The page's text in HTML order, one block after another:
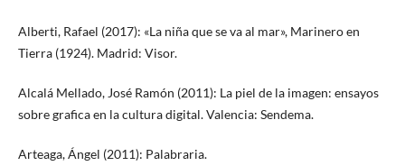
Alberti, Rafael (2017): «La niña que se va al mar», Marinero en
Tierra (1924). Madrid: Visor.
Alcalá Mellado, José Ramón (2011): La piel de la imagen: ensayos
sobre grafica en la cultura digital. Valencia: Sendema.
Arteaga, Ángel (2011): Palabraria.